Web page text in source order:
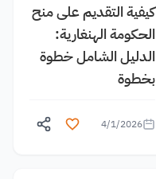
كيفية التقديم على منح
الحكومة الهنغارية:
الدليل الشامل خطوة
بخطوة
4/1/2026